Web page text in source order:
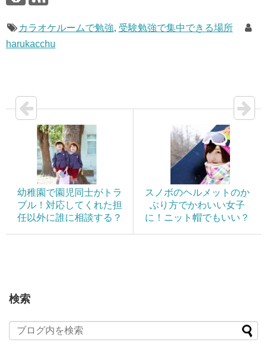
カラオケルームで勉強, 受験勉強で集中できる場所
harukacchu
幼稚園で園児同士がトラ
ブル！対応してくれた担
任以外に誰に相談する？
スノボのヘルメットのか
ぶり方でかわいい女子
に！ニット帽でもいい？
検索